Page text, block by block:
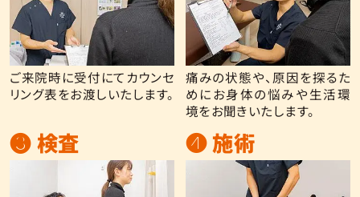
ご来院時に受付にてカウンセ
リング表をお渡しいたします。
痛みの状態や、原因を探るた
めにお身体の悩みや生活環
境をお聞きいたします。
❸ 検査 ❹ 施術